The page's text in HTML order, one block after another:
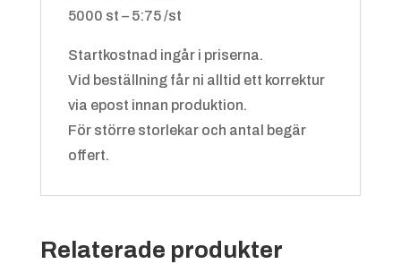
5000 st – 5:75 /st
Startkostnad ingår i priserna.
Vid beställning får ni alltid ett korrektur
via epost innan produktion.
För större storlekar och antal begär
offert.
Relaterade produkter